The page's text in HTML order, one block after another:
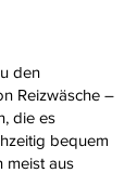
den
Reizwäsche –
die es
bequem
meist aus